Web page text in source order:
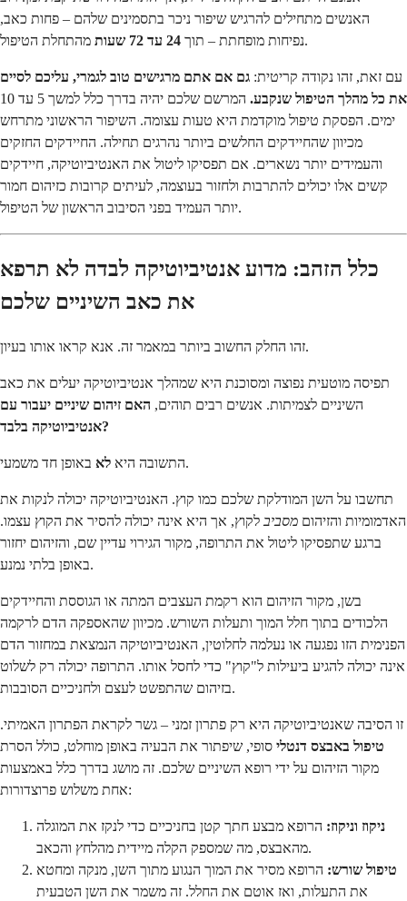
האנשים מתחילים להרגיש שיפור ניכר בתסמינים שלהם – פחות כאב,
נפיחות מופחתת – תוך 24 עד 72 שעות מהתחלת הטיפול.
עם זאת, זהו נקודה קריטית: גם אם אתם מרגישים טוב לגמרי, עליכם לסיים
את כל מהלך הטיפול שנקבע.
המרשם שלכם יהיה בדרך כלל למשך 5 עד 10
ימים. הפסקת טיפול מוקדמת היא טעות עצומה. השיפור הראשוני מתרחש
מכיוון שהחיידקים החלשים ביותר נהרגים תחילה. החיידקים החזקים
והעמידים יותר נשארים. אם תפסיקו ליטול את האנטיביוטיקה, חיידקים
קשים אלו יכולים להתרבות ולחזור בעוצמה, לעיתים קרובות כזיהום חמור
יותר העמיד בפני הסיבוב הראשון של הטיפול.
כלל הזהב: מדוע אנטיביוטיקה לבדה לא תרפא
את כאב השיניים שלכם
זהו החלק החשוב ביותר במאמר זה. אנא קראו אותו בעיון.
תפיסה מוטעית נפוצה ומסוכנת היא שמהלך אנטיביוטיקה יעלים את כאב
השיניים לצמיתות. אנשים רבים תוהים, האם זיהום שיניים יעבור עם
אנטיביוטיקה בלבד?
התשובה היא לא באופן חד משמעי.
תחשבו על השן המודלקת שלכם כמו קוץ. האנטיביוטיקה יכולה לנקות את
האדמומיות והזיהום מסביב לקוץ, אך היא אינה יכולה להסיר את הקוץ עצמו.
ברגע שתפסיקו ליטול את התרופה, מקור הגירוי עדיין שם, והזיהום יחזור
באופן בלתי נמנע.
בשן, מקור הזיהום הוא רקמת העצבים המתה או הגוססת והחיידקים
הלכודים בתוך חלל המוך ותעלות השורש. מכיוון שהאספקה הדם לרקמה
הפנימית הזו נפגעה או נעלמה לחלוטין, האנטיביוטיקה הנמצאת במחזור הדם
אינה יכולה להגיע ביעילות ל"קוץ" כדי לחסל אותו. התרופה יכולה רק לשלוט
בזיהום שהתפשט לעצם ולחניכיים הסובבות.
זו הסיבה שאנטיביוטיקה היא רק פתרון זמני – גשר לקראת הפתרון האמיתי.
טיפול באבצס דנטלי סופי, שיפתור את הבעיה באופן מוחלט, כולל הסרת
מקור הזיהום על ידי רופא השיניים שלכם. זה מושג בדרך כלל באמצעות
אחת משלוש פרוצדורות:
ניקוז וניקוז: הרופא מבצע חתך קטן בחניכיים כדי לנקז את המוגלה
מהאבצס, מה שמספק הקלה מיידית מהלחץ והכאב.
טיפול שורש: הרופא מסיר את המוך הנגוע מתוך השן, מנקה ומחטא
את התעלות, ואז אוטם את החלל. זה משמר את השן הטבעית